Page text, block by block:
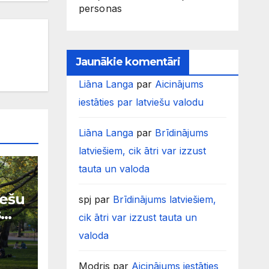
personas
Jaunākie komentāri
Liāna Langapar Aicinājums
iestāties par latviešu valodu
Liāna Langapar Brīdinājums
latviešiem, cik ātri var izzust
tauta un valoda
spjpar Brīdinājums latviešiem,
cik ātri var izzust tauta un
valoda
Modris par Aicinājums iestāties